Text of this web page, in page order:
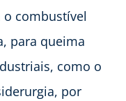
o combustível
para queima
como o
por